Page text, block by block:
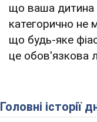
що ваша дитина
категорично не
що будь-яке
це обов'язкова
Головні історії